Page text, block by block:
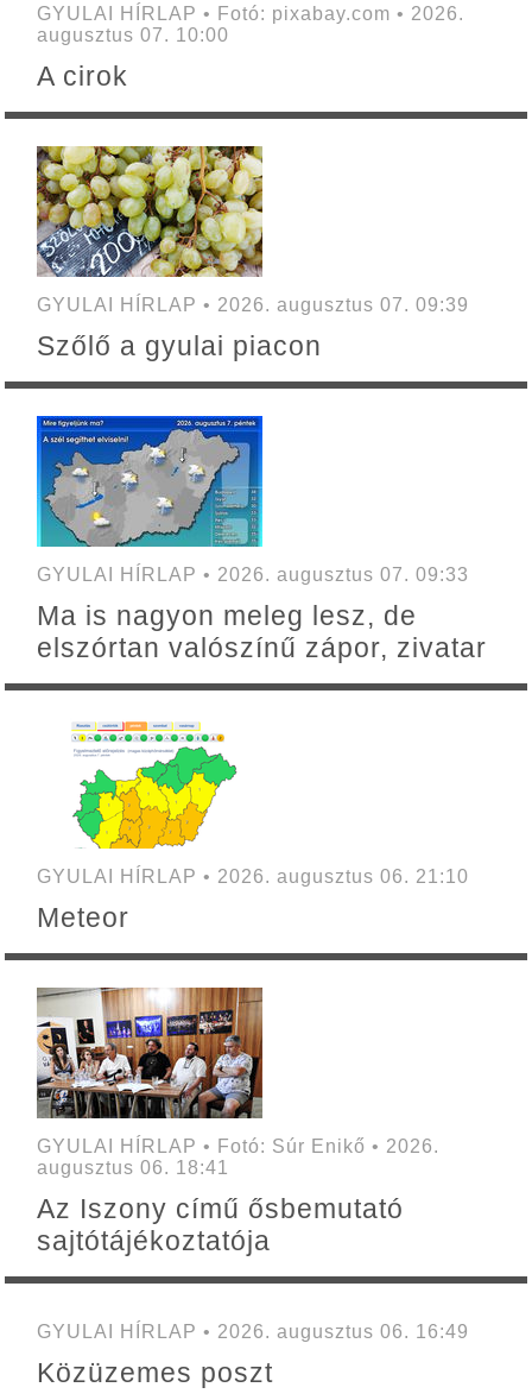
GYULAI HÍRLAP • Fotó: pixabay.com • 2026.
augusztus 07. 10:00
A cirok
GYULAI HÍRLAP • 2026. augusztus 07. 09:39
Szőlő a gyulai piacon
GYULAI HÍRLAP • 2026. augusztus 07. 09:33
Ma is nagyon meleg lesz, de
elszórtan valószínű zápor, zivatar
GYULAI HÍRLAP • 2026. augusztus 06. 21:10
Meteor
GYULAI HÍRLAP • Fotó: Súr Enikő • 2026.
augusztus 06. 18:41
Az Iszony című ősbemutató
sajtótájékoztatója
GYULAI HÍRLAP • 2026. augusztus 06. 16:49
Közüzemes poszt